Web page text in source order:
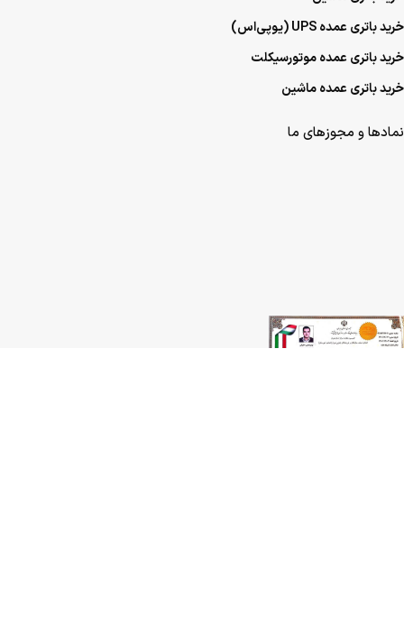
خرید باتری عمده UPS (یو‌پی‌اس)
خرید باتری عمده موتورسیکلت
خرید باتری عمده ماشین
نمادها و مجوزهای ما